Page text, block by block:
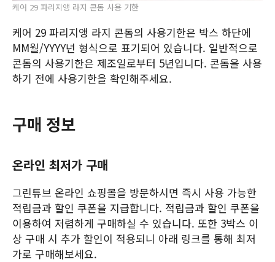
케어 29 파리지앵 라지 콘돔 사용 기한
케어 29 파리지앵 라지 콘돔의 사용기한은 박스 하단에
MM월/YYYY년 형식으로 표기되어 있습니다. 일반적으로
콘돔의 사용기한은 제조일로부터 5년입니다. 콘돔을 사용
하기 전에 사용기한을 확인해주세요.
구매 정보
온라인 최저가 구매
그린튜브 온라인 쇼핑몰을 방문하시면 즉시 사용 가능한
적립금과 할인 쿠폰을 지급합니다. 적립금과 할인 쿠폰을
이용하여 저렴하게 구매하실 수 있습니다. 또한 3박스 이
상 구매 시 추가 할인이 적용되니 아래 링크를 통해 최저
가로 구매해보세요.